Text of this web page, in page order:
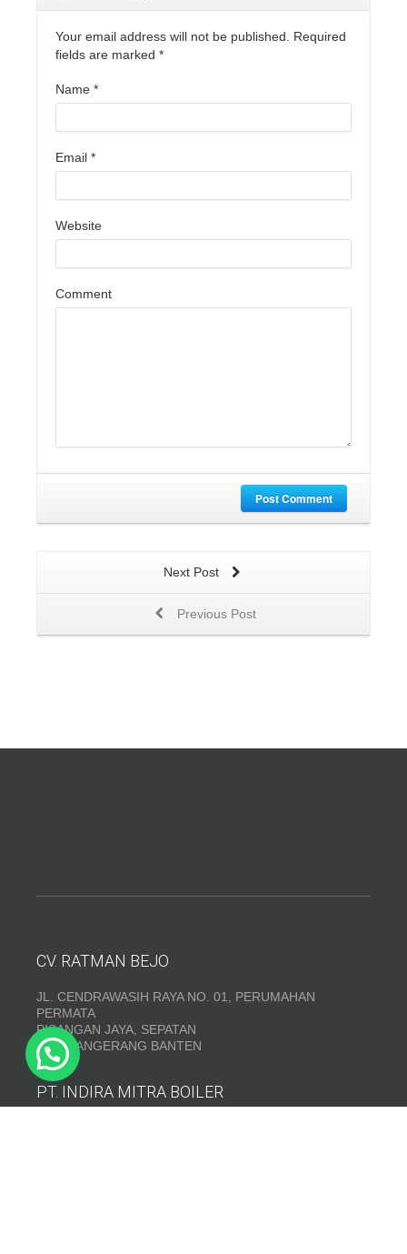
Your email address will not be published. Required
fields are marked *
Name *
Email *
Website
Comment
Post Comment
Next Post
Previous Post
CV. RATMAN BEJO
JL. CENDRAWASIH RAYA NO. 01, PERUMAHAN
PERMATA
PISANGAN JAYA, SEPATAN
KAB. TANGERANG BANTEN
PT. INDIRA MITRA BOILER